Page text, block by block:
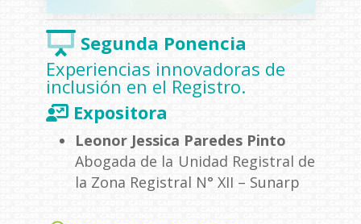
Segunda Ponencia
Experiencias innovadoras de
inclusión en el Registro.
Expositora
Leonor Jessica Paredes Pinto
Abogada de la Unidad Registral de
la Zona Registral N° XII – Sunarp